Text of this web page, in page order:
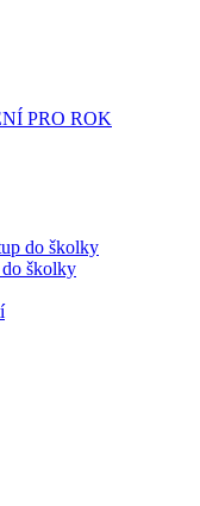
PRO ROK
do školky
do školky